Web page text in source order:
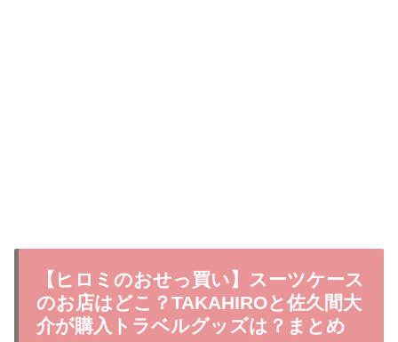
【ヒロミのおせっ買い】スーツケース
のお店はどこ？TAKAHIROと佐久間大
介が購入トラベルグッズは？まとめ